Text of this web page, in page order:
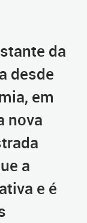
da
desde
em
nova
a
e é